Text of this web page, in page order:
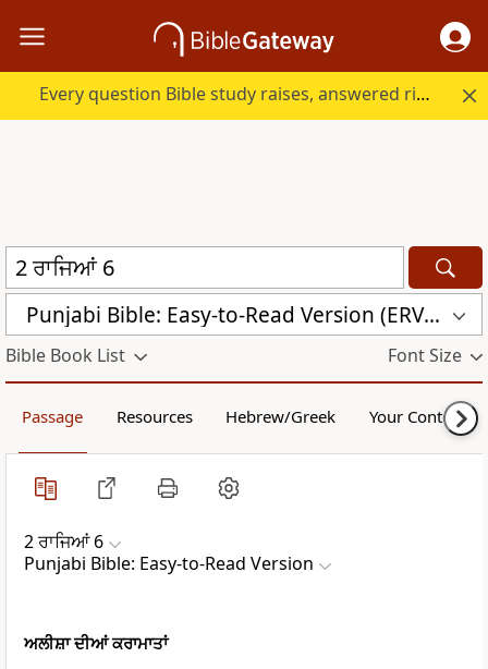
Every question Bible study raises, answered right here.
Punjabi Bible: Easy-to-Read Version (ERV-PA)
Bible Book List Font Size
Passage Resources Hebrew/Greek Your Content
2 ਰਾਜਿਆਂ 6
Punjabi Bible: Easy-to-Read Version
ਅਲੀਸ਼ਾ ਦੀਆਂ ਕਰਾਮਾਤਾਂ